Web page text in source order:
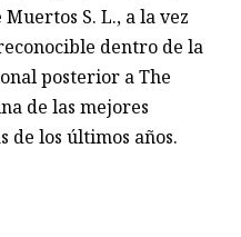
S. L., a la vez
dentro de la
posterior a The
de las mejores
de los últimos años.